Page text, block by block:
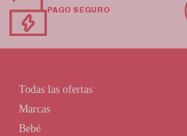
PAGO SEGURO
Todas las ofertas
Marcas
Bebé